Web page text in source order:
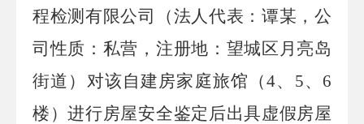
程检测有限公司（法人代表：谭某，公
司性质：私营，注册地：望城区月亮岛
街道）对该自建房家庭旅馆（4、 5、 6
楼）进行房屋安全鉴定后出具虚假房屋